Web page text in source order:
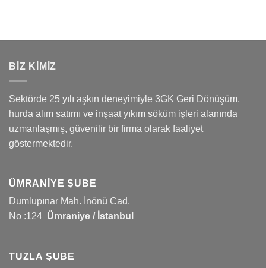
BİZ KİMİZ
Sektörde 25 yılı aşkın deneyimiyle 3GK Geri Dönüşüm,
hurda alım satımı ve inşaat yıkım söküm işleri alanında
uzmanlaşmış, güvenilir bir firma olarak faaliyet
göstermektedir.
ÜMRANIYE ŞUBE
Dumlupınar Mah. İnönü Cad.
No :124 Ümraniye / İstanbul
TUZLA ŞUBE